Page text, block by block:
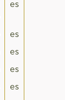
es
es
es
es
es